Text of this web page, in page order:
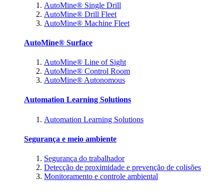
AutoMine® Single Drill
AutoMine® Drill Fleet
AutoMine® Machine Fleet
AutoMine® Surface
AutoMine® Line of Sight
AutoMine® Control Room
AutoMine® Autonomous
Automation Learning Solutions
Automation Learning Solutions
Segurança e meio ambiente
Segurança do trabalhador
Detecção de proximidade e prevenção de colisões
Monitoramento e controle ambiental